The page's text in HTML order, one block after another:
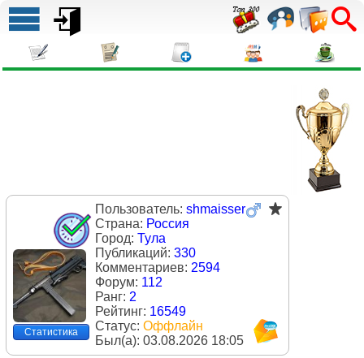
Статистика
Пользователь: shmaisser
Страна: Россия
Город: Тула
Публикаций: 330
Комментариев: 2594
Форум: 112
Ранг: 2
Рейтинг: 16549
Статус: Оффлайн
Был(a): 03.08.2026 18:05